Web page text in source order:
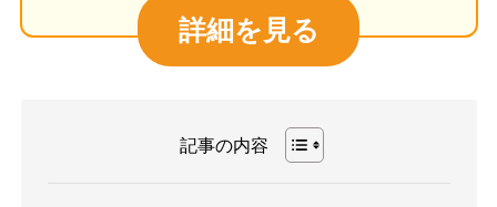
詳細を見る
記事の内容